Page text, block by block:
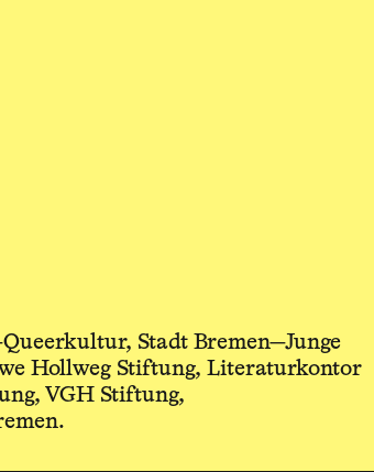
Stadt Bremen—Junge
Hollweg Stiftung, Literaturkontor
VGH Stiftung,